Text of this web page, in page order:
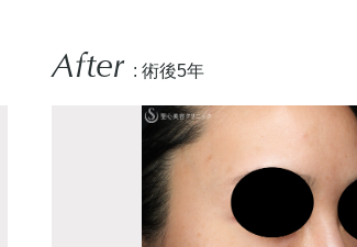
After : 術後5年